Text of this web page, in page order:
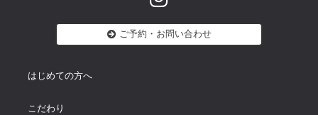
ご予約・お問い合わせ
はじめての方へ
こだわり